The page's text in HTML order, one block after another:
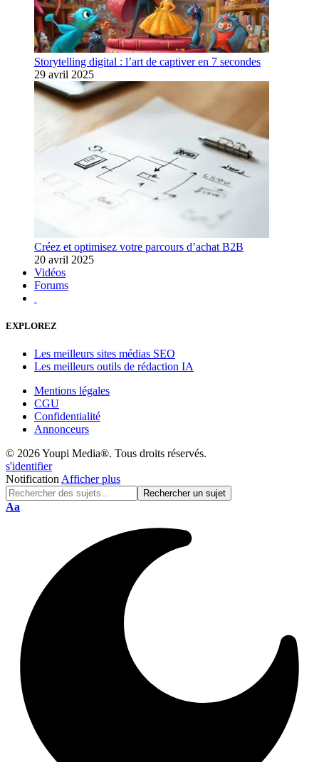
Storytelling digital : l’art de captiver en 7 secondes
29 avril 2025
Créez et optimisez votre parcours d’achat B2B
20 avril 2025
Vidéos
Forums
EXPLOREZ
Les meilleurs sites médias SEO
Les meilleurs outils de rédaction IA
Mentions légales
CGU
Confidentialité
Annonceurs
© 2026 Youpi Media®. Tous droits réservés.
s'identifier
Notification Afficher plus
Réinitialisation
Aa